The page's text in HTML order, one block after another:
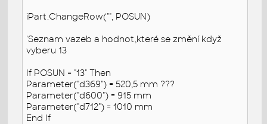
iPart.ChangeRow("", POSUN)
'Seznam vazeb a hodnot,které se změní když
vyberu 13
If POSUN = "13" Then
Parameter("d369") = 520,5 mm ???
Parameter("d600") = 915 mm
Parameter("d712") = 1010 mm
End If